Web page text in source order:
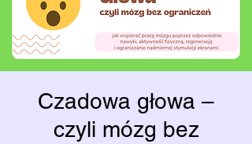
Czadowa głowa –
czyli mózg bez